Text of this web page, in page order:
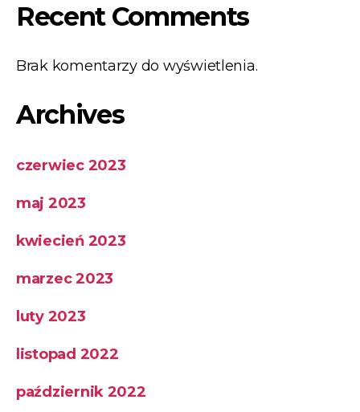
Recent Comments
Brak komentarzy do wyświetlenia.
Archives
czerwiec 2023
maj 2023
kwiecień 2023
marzec 2023
luty 2023
listopad 2022
październik 2022